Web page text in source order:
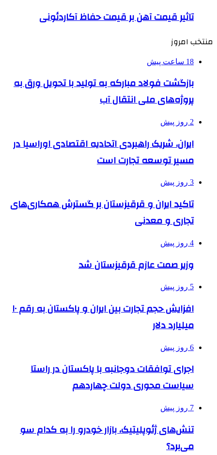
تاثیر قیمت آهن بر قیمت حفاظ آکاردئونی
منتخب امروز
18 ساعت پیش
بازگشت فولاد مبارکه به تولید با تحویل ورق به
پروژه‌های ملی انتقال آب
2 روز پیش
ایران، شریک راهبردی اتحادیه اقتصادی اوراسیا در
مسیر توسعه تجارت است
3 روز پیش
تاکید ایران و قرقیزستان بر گسترش همکاری‌های
تجاری و معدنی
4 روز پیش
وزیر صمت عازم قرقیزستان شد
5 روز پیش
افزایش حجم تجارت بین ایران و پاکستان به رقم ۱۰
میلیارد دلار
6 روز پیش
اجرای توافقات دوجانبه با پاکستان در راستا
سیاست محوری دولت چهاردهم
7 روز پیش
تنش‌های ژئوپلیتیک، بازار خودرو را به کدام سو
می‌برد؟